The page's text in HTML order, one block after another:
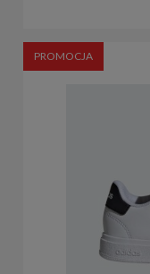
PROMOCJA